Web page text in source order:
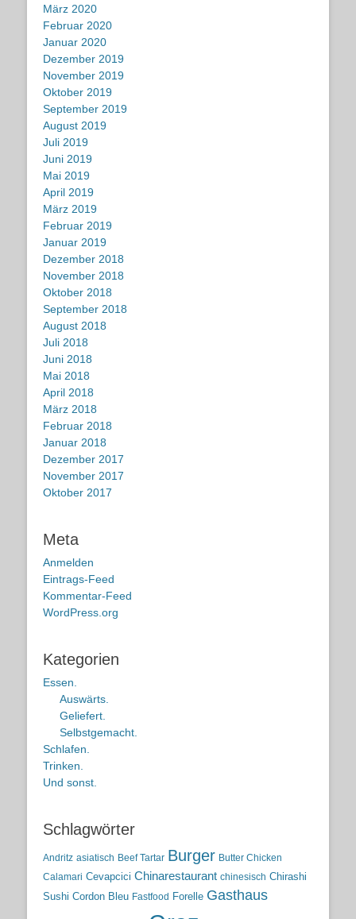
März 2020
Februar 2020
Januar 2020
Dezember 2019
November 2019
Oktober 2019
September 2019
August 2019
Juli 2019
Juni 2019
Mai 2019
April 2019
März 2019
Februar 2019
Januar 2019
Dezember 2018
November 2018
Oktober 2018
September 2018
August 2018
Juli 2018
Juni 2018
Mai 2018
April 2018
März 2018
Februar 2018
Januar 2018
Dezember 2017
November 2017
Oktober 2017
Meta
Anmelden
Eintrags-Feed
Kommentar-Feed
WordPress.org
Kategorien
Essen.
Auswärts.
Geliefert.
Selbstgemacht.
Schlafen.
Trinken.
Und sonst.
Schlagwörter
Andritz asiatisch Beef Tartar Burger Butter Chicken
Calamari Cevapcici Chinarestaurant chinesisch Chirashi
Sushi Cordon Bleu Fastfood Forelle Gasthaus